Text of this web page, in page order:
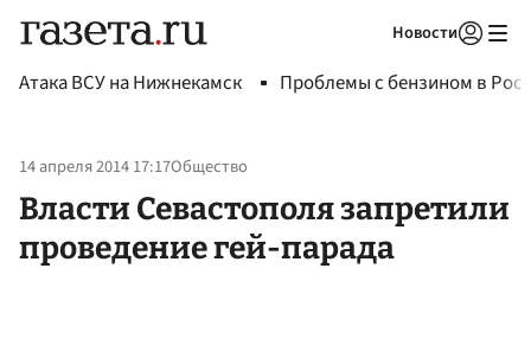
Новости
Атака ВСУ на Нижнекамск Проблемы с бензином в
14 апреля 2014 17:17Общество
Власти Севастополя запретили
проведение гей-парада